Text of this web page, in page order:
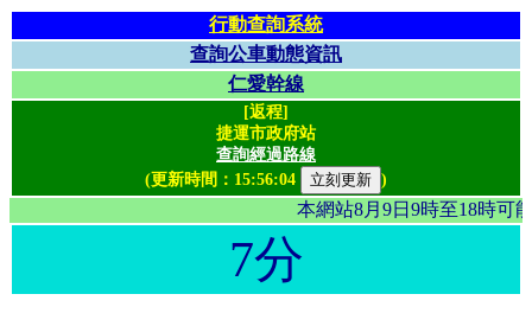
行動查詢系統
查詢公車動態資訊
仁愛幹線
[返程]
捷運市政府站
查詢經過路線
(更新時間： 15:56:04 )
本網站8月9日9時至18
7分